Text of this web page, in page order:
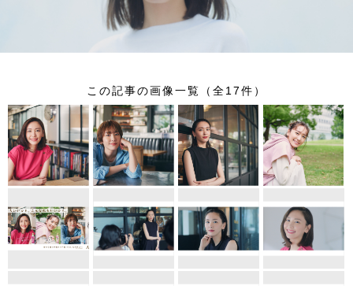
この記事の画像一覧（全17件）